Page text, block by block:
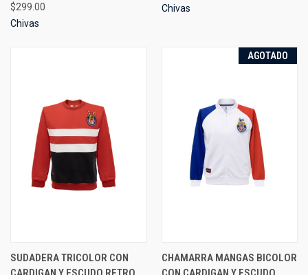
$299.00
Chivas
Chivas
SUDADERA TRICOLOR CON
AGOTADO
CHAMARRA MANGAS BICOLOR